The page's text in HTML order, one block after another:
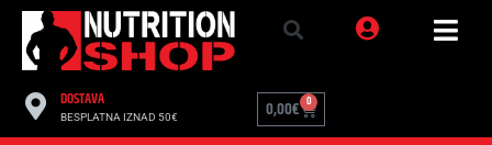
DOSTAVA
BESPLATNA IZNAD 50€ 0,00€ 0